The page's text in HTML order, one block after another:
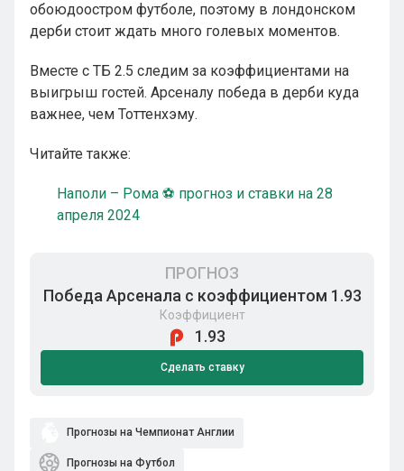
обоюдоостром футболе, поэтому в лондонском
дерби стоит ждать много голевых моментов.
Вместе с ТБ 2.5 следим за коэффициентами на
выигрыш гостей. Арсеналу победа в дерби куда
важнее, чем Тоттенхэму.
Читайте также:
Наполи – Рома ⚽ прогноз и ставки на 28
апреля 2024
ПРОГНОЗ
Победа Арсенала с коэффициентом 1.93
Коэффициент
1.93
Сделать ставку
Прогнозы на Чемпионат Англии
Прогнозы на Футбол